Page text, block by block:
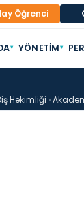
Öğrenci
▾ YÖNETIM▾
Hekimliği ›